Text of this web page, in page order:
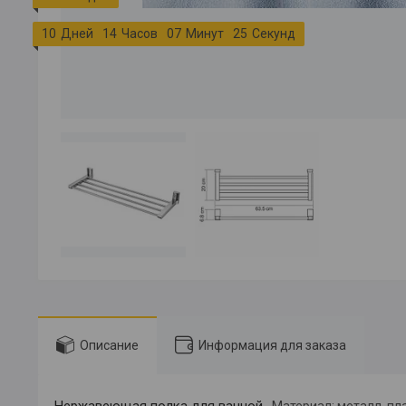
1 0 Дней 1 4 Часов 07 Минут 24 Секунды
Описание Информация для заказа